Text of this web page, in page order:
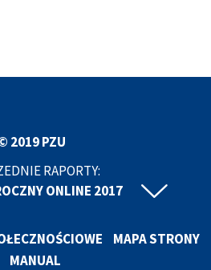
2019 PZU
RAPORTY:
ONLINE 2017
ONLINE 2015MAPA STRONY
MANUAL